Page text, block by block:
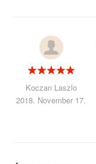
Koczan Laszlo
2018. November 17.